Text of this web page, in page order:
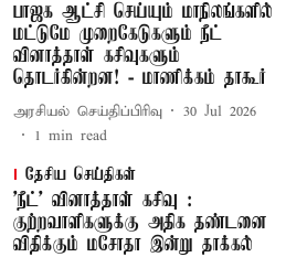
பாஜக ஆட்சி செய்யும் மாநிலங்களில்
மட்டுமே முறைகேடுகளும் நீட்
வினாத்தாள் கசிவுகளும்
தொடர்கின்றன! - மாணிக்கம் தாகூர்
அரசியல் செய்திப்பிரிவு
30 Jul 2026
1 min read
தேசிய செய்திகள்
'நீட்' வினாத்தாள் கசிவு :
குற்றவாளிகளுக்கு அதிக தண்டனை
விதிக்கும் மசோதா இன்று தாக்கல்